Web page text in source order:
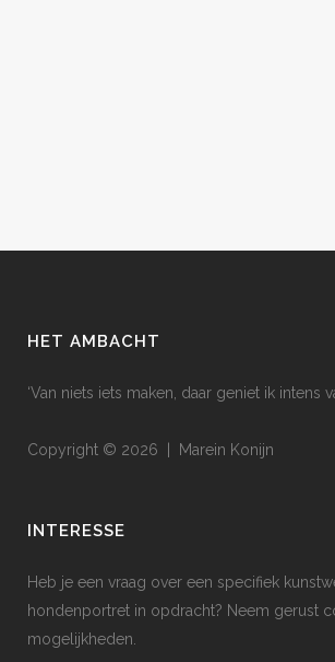
HET AMBACHT
‘Van niets iets maken, daar geniet ik intens
Copyright © 2026 | Marein Konijn
INTERESSE
Heb je een vraag over een specifiek
hondenportret in opdracht? Neem gerust
mogelijkheden.